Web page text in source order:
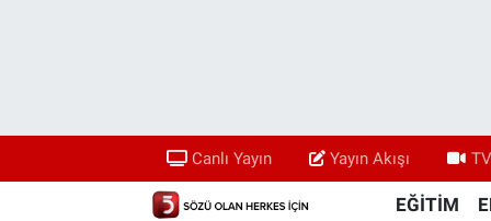
Canlı Yayın Yayın Akışı
EĞİTİM
Yayın Akışı
TV 5 Ekranı ve Arşiv